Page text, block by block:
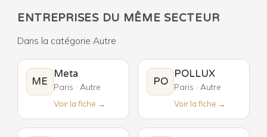
ENTREPRISES DU MÊME SECTEUR
Dans la catégorie Autre
ME
Meta
Paris · Autre
Voir la fiche →
PO
POLLUX
Paris · Autre
Voir la fiche →